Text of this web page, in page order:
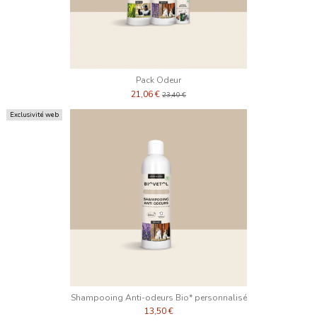
Pack Odeur
21,06 € 23,40 €
Exclusivité web
Shampooing Anti-odeurs Bio* personnalisé
13,50 €